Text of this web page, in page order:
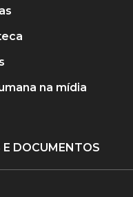
na mídia
DOCUMENTOS